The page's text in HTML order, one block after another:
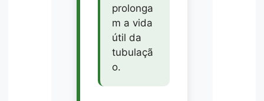
prolonga
m a vida
útil da
tubulaçã
o.